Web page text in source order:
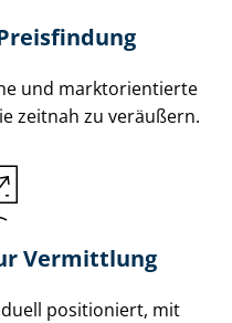
und markt­ori­en­tier­te
zeitnah zu veräußern.
Vermittlung
positioniert, mit